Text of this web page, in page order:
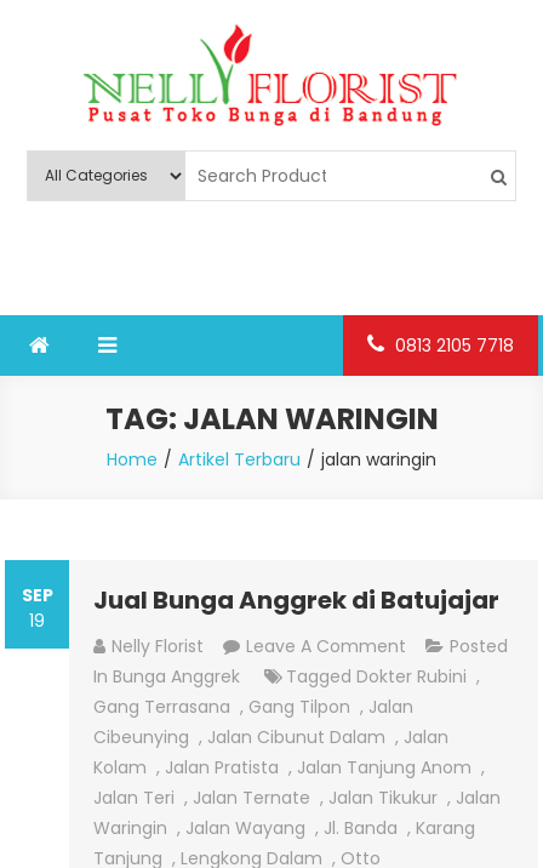
Nelly Florist Bandung
0813 2105 7718
TAG: JALAN WARINGIN
Home Artikel Terbaru jalan waringin
SEP
19
Jual Bunga Anggrek di Batujajar
Nelly Florist Leave A Comment On
Jual
Bunga
Anggrek
Di
Batujajar
Posted
In Bunga Anggrek Tagged Dokter Rubini ,
Gang Terrasana , Gang Tilpon , Jalan
Cibeunying , Jalan Cibunut Dalam , Jalan
Kolam , Jalan Pratista , Jalan Tanjung Anom ,
Jalan Teri , Jalan Ternate , Jalan Tikukur , Jalan
Waringin , Jalan Wayang , Jl. Banda , Karang
Tanjung , Lengkong Dalam , Otto